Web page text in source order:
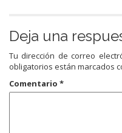
Deja una
Tu dirección de correo
obligatorios están marcados
Comentario *